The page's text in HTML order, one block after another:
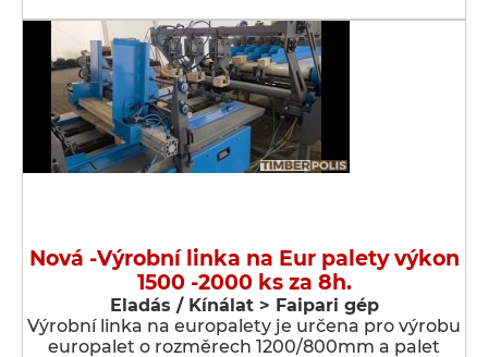
Nová -Výrobní linka na Eur palety výkon
1500 -2000 ks za 8h.
Eladás / Kínálat > Faipari gép
Výrobní linka na europalety je určena pro výrobu
europalet o rozměrech 1200/800mm a palet